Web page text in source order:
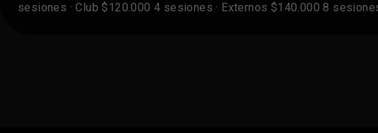
sesiones · Club $120.000 4 sesiones · Externos $140.000 8